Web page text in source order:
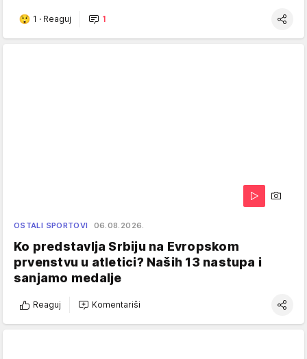
1 · Reaguj 1
OSTALI SPORTOVI 06.08.2026.
Ko predstavlja Srbiju na Evropskom
prvenstvu u atletici? Naših 13 nastupa i
sanjamo medalje
Reaguj Komentariši